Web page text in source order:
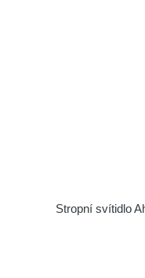
Stropní svítidlo